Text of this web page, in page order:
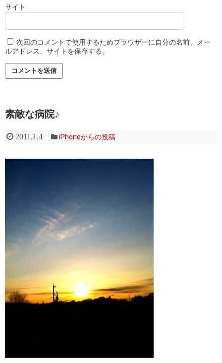
サイト
次回のコメントで使用するためブラウザーに自分の名前、メー
ルアドレス、サイトを保存する。
素敵な病院♪
2011.1.4 iPhoneからの投稿